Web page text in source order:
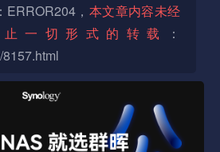
， 本文章内容未经
一切形式的转载
：